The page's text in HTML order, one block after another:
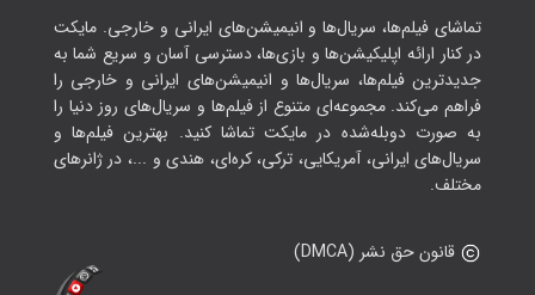
تماشای فیلم‌ها، سریال‌ها و انیمیشن‌های ایرانی و خارجی. مایکت
در کنار ارائه اپلیکیشن‌ها و بازی‌ها، دسترسی آسان و سریع شما به
جدیدترین فیلم‌ها، سریال‌ها و انیمیشن‌های ایرانی و خارجی را
فراهم می‌کند. مجموعه‌ای متنوع از فیلم‌ها و سریال‌های روز دنیا را
به صورت دوبله‌شده در مایکت تماشا کنید. بهترین فیلم‌ها و
سریال‌های ایرانی، آمریکایی، ترکی، کره‌ای، هندی و ...، در ژانرهای
مختلف.
قانون حق نشر (DMCA)